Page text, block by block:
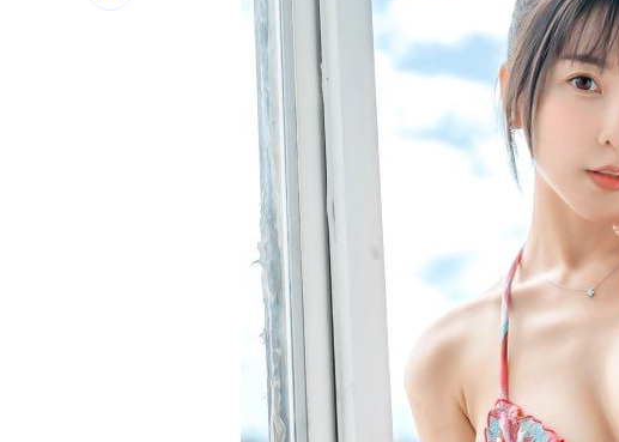
連續2場安打！ 林安可掃二壘打貢獻1打點 23:59
歐洲避暑天堂失守！地中海熱到像溫泉 23:53
3歲米格魯偷吃軟糖 被催吐後好有戲 23:48
獨／北勢棒球隊穿破鞋拚冠軍 台僑看哭了 23:36
台灣彩券開獎直播中 20:31
LIVE三立+24小時直播
三立iNEWS新聞台線上直播 18:00
商場戰國來臨 台中「頂奢大道」逐漸成形 12:00